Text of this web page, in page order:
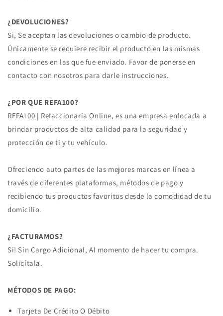
¿DEVOLUCIONES?
Si, Se aceptan las devoluciones o cambio de producto.
Únicamente se requiere recibir el producto en las mismas
condiciones en las que fue enviado. Favor de ponerse en
contacto con nosotros para darle instrucciones.
¿POR QUE REFA100?
REFA100 | Refaccionaria Online, es una empresa enfocada a
brindar productos de alta calidad para la seguridad y
protección de ti y tu vehículo.
Ofreciendo auto partes de las mejores marcas en línea a
través de diferentes plataformas, métodos de pago y
recibiendo tus productos favoritos desde la comodidad de tu
domicilio.
¿FACTURAMOS?
Si! Sin Cargo Adicional, Al momento de hacer tu compra.
Solicítala.
MÉTODOS DE PAGO:
Tarjeta De Crédito O Débito